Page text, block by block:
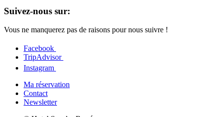
Suivez-nous sur:
Vous ne manquerez pas de raisons pour nous suivre !
Facebook
TripAdvisor
Instagram
Ma réservation
Contact
Newsletter